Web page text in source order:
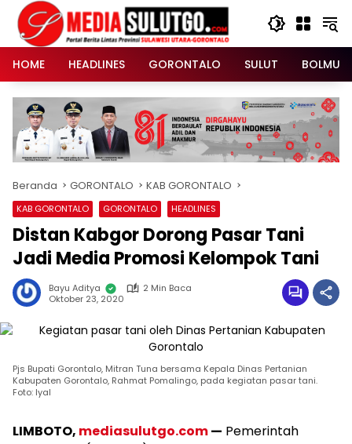
Langsung
konten
HOME
HEADLINES GORONTALO SULUT BOLMUT
Beranda GORONTALO KAB GORONTALO
KAB GORONTALO GORONTALO HEADLINES
Distan Kabgor Dorong Pasar Tani
Jadi Media Promosi Kelompok Tani
Bayu Aditya
2 Min Baca
Oktober 23, 2020
Pjs Bupati Gorontalo, Mitran Tuna bersama Kepala Dinas Pertanian
Kabupaten Gorontalo, Rahmat Pomalingo, pada kegiatan pasar tani.
Foto: Iyal
LIMBOTO, mediasulutgo.com— Pemerintah